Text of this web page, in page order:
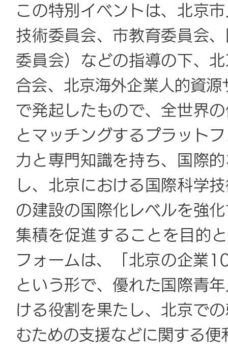
この特別イベントは、北京
技術委員会、市教育委員会
委員会）などの指導の下、
合会、北京海外企業人的資
で発起したもので、全世界
とマッチングするプラット
力と専門知識を持ち、国際
し、北京における国際科学
の建設の国際化レベルを強
集積を促進することを目的
フォームは、「北京の企業
という形で、優れた国際青
ける役割を果たし、北京で
むための支援などに関する